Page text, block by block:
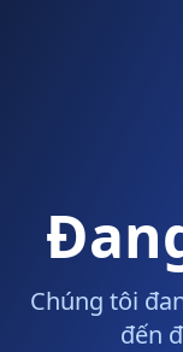
Chúng tôi
đến